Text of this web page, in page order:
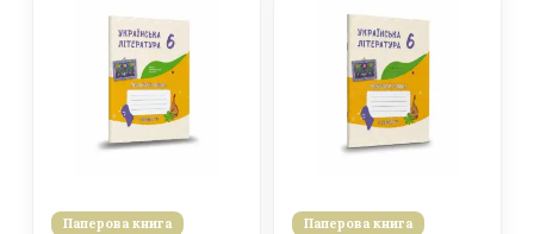
Паперова книга Паперова книга